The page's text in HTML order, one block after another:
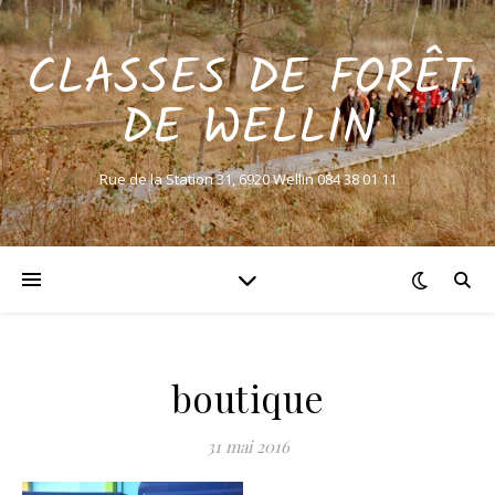
CLASSES DE FORÊT
DE WELLIN
Rue de la Station 31, 6920 Wellin 084 38 01 11
boutique
31 mai 2016